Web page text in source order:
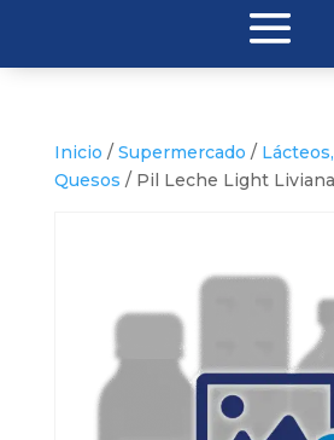
Inicio / Supermercado /
Quesos / Pil Leche Light